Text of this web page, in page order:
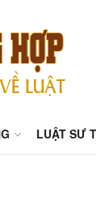
LUẬT SƯ